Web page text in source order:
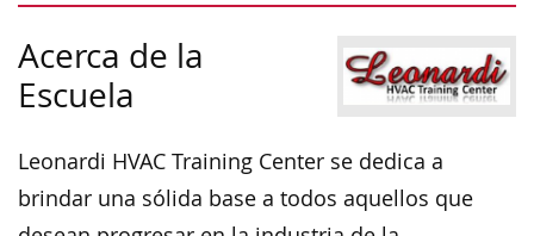
Acerca de la
Escuela
Leonardi HVAC Training Center se dedica a
brindar una sólida base a todos aquellos que